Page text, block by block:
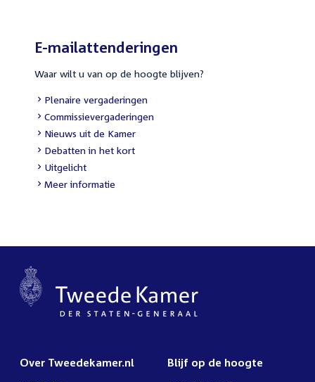
E-mailattenderingen
Waar wilt u van op de hoogte blijven?
External
link:
Plenaire vergaderingen
External
link:
Commissievergaderingen
External
link:
Nieuws uit de Kamer
External
link:
Debatten in het kort
External
link:
Uitgelicht
Meer informatie
Over Tweedekamer.nl Blijf op de hoogte